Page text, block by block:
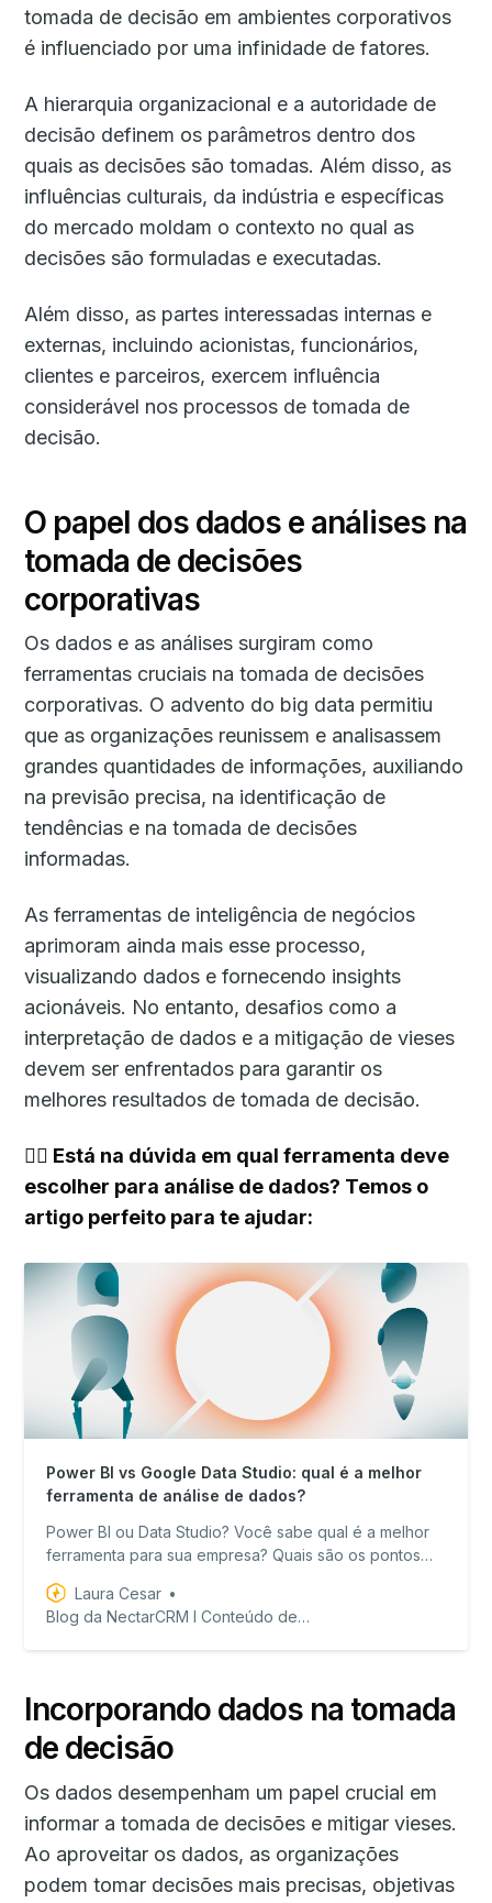
tomada de decisão em ambientes corporativos
é influenciado por uma infinidade de fatores.
A hierarquia organizacional e a autoridade de
decisão definem os parâmetros dentro dos
quais as decisões são tomadas. Além disso, as
influências culturais, da indústria e específicas
do mercado moldam o contexto no qual as
decisões são formuladas e executadas.
Além disso, as partes interessadas internas e
externas, incluindo acionistas, funcionários,
clientes e parceiros, exercem influência
considerável nos processos de tomada de
decisão.
O papel dos dados e análises na
tomada de decisões
corporativas
Os dados e as análises surgiram como
ferramentas cruciais na tomada de decisões
corporativas. O advento do big data permitiu
que as organizações reunissem e analisassem
grandes quantidades de informações, auxiliando
na previsão precisa, na identificação de
tendências e na tomada de decisões
informadas.
As ferramentas de inteligência de negócios
aprimoram ainda mais esse processo,
visualizando dados e fornecendo insights
acionáveis. No entanto, desafios como a
interpretação de dados e a mitigação de vieses
devem ser enfrentados para garantir os
melhores resultados de tomada de decisão.
👉🏻 Está na dúvida em qual ferramenta deve
escolher para análise de dados? Temos o
artigo perfeito para te ajudar:
Power BI vs Google Data Studio: qual é a melhor
ferramenta de análise de dados?
Power BI ou Data Studio? Você sabe qual é a melhor
ferramenta para sua empresa? Quais são os pontos
de ter uma delas no seu negócio? Pois então, vem
comigo que eu vou te responder todas essas
Laura Cesar
Blog da NectarCRM I Conteúdo de valor para equipes de vendas!
Incorporando dados na tomada
de decisão
Os dados desempenham um papel crucial em
informar a tomada de decisões e mitigar vieses.
Ao aproveitar os dados, as organizações
podem tomar decisões mais precisas, objetivas